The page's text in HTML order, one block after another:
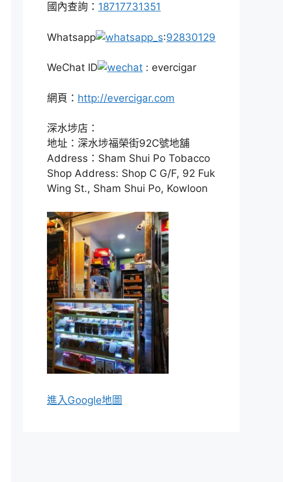
國內查詢： 18717731351
Whatsapp :92830129
WeChat ID : evercigar
網頁： http://evercigar.com
深水埗店：
地址：深水埗福榮街92C號地舖
Address：Sham Shui Po Tobacco
Shop Address: Shop C G/F, 92 Fuk
Wing St., Sham Shui Po, Kowloon
進入Google地圖